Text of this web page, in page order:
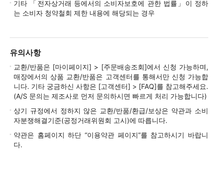
기타 「전자상거래 등에서의 소비자보호에 관한 법률」이 정하
는 소비자 청약철회 제한 내용에 해당되는 경우
유의사항
교환/반품은 [마이페이지] > [주문배송조회]에서 신청 가능하며,
매장에서의 상품 교환/반품은 고객센터를 통해서만 신청 가능합
니다. 기타 궁금하신 사항은 [고객센터] > [FAQ]를 참고해주세요.
(A/S 문의는 제조사로 먼저 문의하시면 빠르게 처리 가능합니다)
상기 규정에서 정하지 않은 교환/반품/환급/보상은 약관과 소비
자분쟁해결기준(공정거래위원회 고시)에 따릅니다.
약관은 홈페이지 하단 “이용약관 페이지”를 참고하시기 바랍니
다.